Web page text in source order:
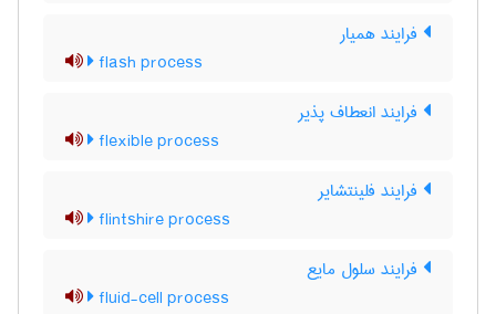
فرایند همیار
flash process
فرایند انعطاف پذیر
flexible process
فرایند فلینتشایر
flintshire process
فرایند سلول مایع
fluid-cell process